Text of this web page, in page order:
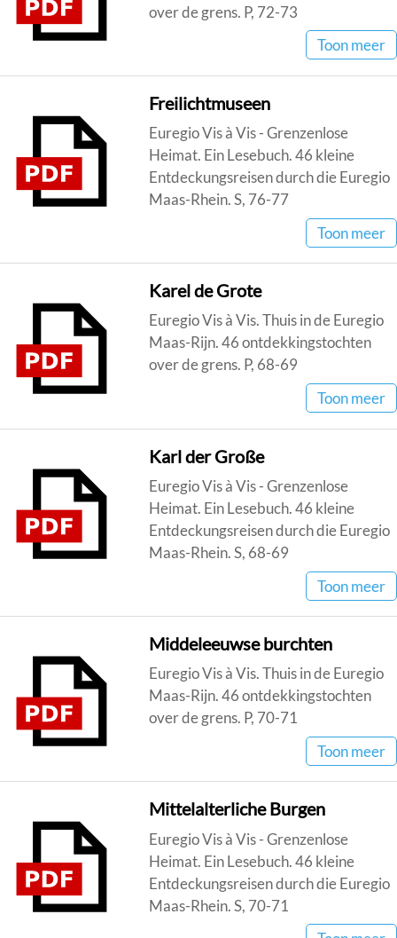
over de grens. P, 72-73
Toon meer
Freilichtmuseen
Euregio Vis à Vis - Grenzenlose
Heimat. Ein Lesebuch. 46 kleine
Entdeckungsreisen durch die Euregio
Maas-Rhein. S, 76-77
Toon meer
Karel de Grote
Euregio Vis à Vis. Thuis in de Euregio
Maas-Rijn. 46 ontdekkingstochten
over de grens. P, 68-69
Toon meer
Karl der Große
Euregio Vis à Vis - Grenzenlose
Heimat. Ein Lesebuch. 46 kleine
Entdeckungsreisen durch die Euregio
Maas-Rhein. S, 68-69
Toon meer
Middeleeuwse burchten
Euregio Vis à Vis. Thuis in de Euregio
Maas-Rijn. 46 ontdekkingstochten
over de grens. P, 70-71
Toon meer
Mittelalterliche Burgen
Euregio Vis à Vis - Grenzenlose
Heimat. Ein Lesebuch. 46 kleine
Entdeckungsreisen durch die Euregio
Maas-Rhein. S, 70-71